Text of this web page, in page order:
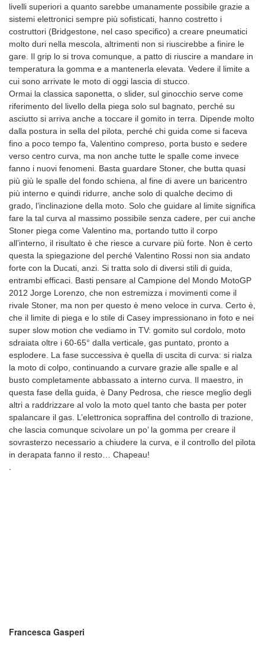
livelli superiori a quanto sarebbe umanamente possibile grazie a
sistemi elettronici sempre più sofisticati, hanno costretto i
costruttori (Bridgestone, nel caso specifico) a creare pneumatici
molto duri nella mescola, altrimenti non si riuscirebbe a finire le
gare. Il grip lo si trova comunque, a patto di riuscire a mandare in
temperatura la gomma e a mantenerla elevata. Vedere il limite a
cui sono arrivate le moto di oggi lascia di stucco.
Ormai la classica saponetta, o slider, sul ginocchio serve come
riferimento del livello della piega solo sul bagnato, perché su
asciutto si arriva anche a toccare il gomito in terra. Dipende molto
dalla postura in sella del pilota, perché chi guida come si faceva
fino a poco tempo fa, Valentino compreso, porta busto e sedere
verso centro curva, ma non anche tutte le spalle come invece
fanno i nuovi fenomeni. Basta guardare Stoner, che butta quasi
più giù le spalle del fondo schiena, al fine di avere un baricentro
più interno e quindi ridurre, anche solo di qualche decimo di
grado, l’inclinazione della moto. Solo che guidare al limite significa
fare la tal curva al massimo possibile senza cadere, per cui anche
Stoner piega come Valentino ma, portando tutto il corpo
all’interno, il risultato è che riesce a curvare più forte. Non è certo
questa la spiegazione del perché Valentino Rossi non sia andato
forte con la Ducati, anzi. Si tratta solo di diversi stili di guida,
entrambi efficaci. Basti pensare al Campione del Mondo MotoGP
2012 Jorge Lorenzo, che non estremizza i movimenti come il
rivale Stoner, ma non per questo è meno veloce in curva. Certo è,
che il limite di piega e lo stile di Casey impressionano in foto e nei
super slow motion che vediamo in TV: gomito sul cordolo, moto
sdraiata oltre i 60-65° dalla verticale, gas puntato, pronto a
esplodere. La fase successiva è quella di uscita di curva: si rialza
la moto di colpo, continuando a curvare grazie alle spalle e al
busto completamente abbassato a interno curva. Il maestro, in
questa fase della guida, è Dany Pedrosa, che riesce meglio degli
altri a raddrizzare al volo la moto quel tanto che basta per poter
spalancare il gas. L’elettronica sopraffina del controllo di trazione,
che lascia comunque scivolare un po’ la gomma per creare il
sovrasterzo necessario a chiudere la curva, e il controllo del pilota
in derapata fanno il resto… Chapeau!
.
Francesca Gasperi